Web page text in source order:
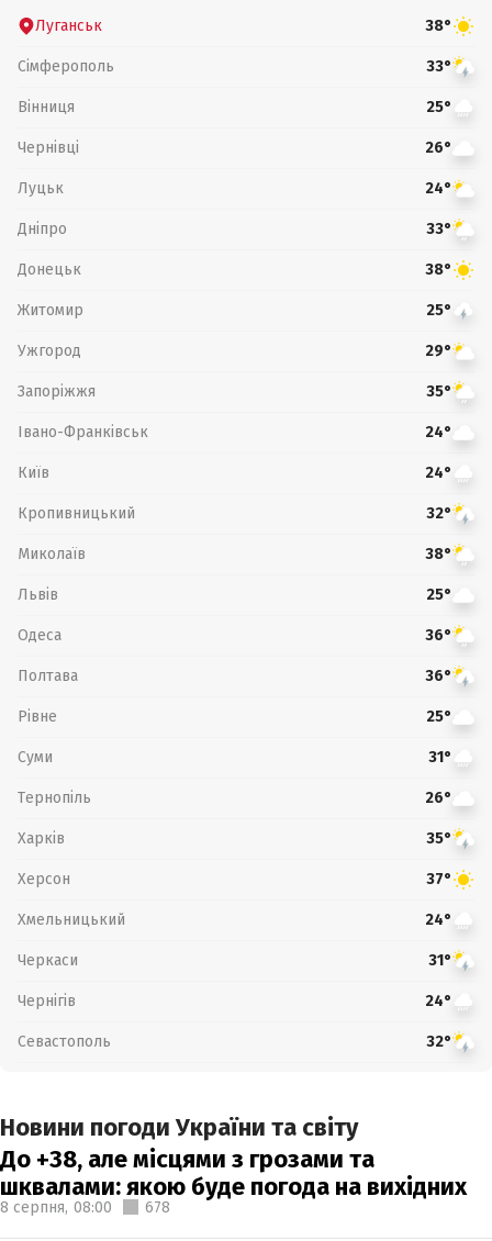
Луганськ 38°
Сімферополь 33°
Вінниця 25°
Чернівці 26°
Луцьк 24°
Дніпро 33°
Донецьк 38°
Житомир 25°
Ужгород 29°
Запоріжжя 35°
Івано-Франківськ 24°
Київ 24°
Кропивницький 32°
Миколаїв 38°
Львів 25°
Одеса 36°
Полтава 36°
Рівне 25°
Суми 31°
Тернопіль 26°
Харків 35°
Херсон 37°
Хмельницький 24°
Черкаси 31°
Чернігів 24°
Севастополь 32°
Новини погоди України та світу
До +38, але місцями з грозами та
шквалами: якою буде погода на вихідних
8 серпня, 08:00 678